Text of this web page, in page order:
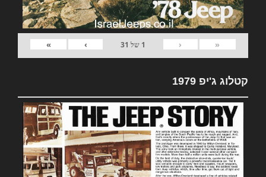
«
‹
1 של 31
›
»
קטלוג ג'יפ 1979